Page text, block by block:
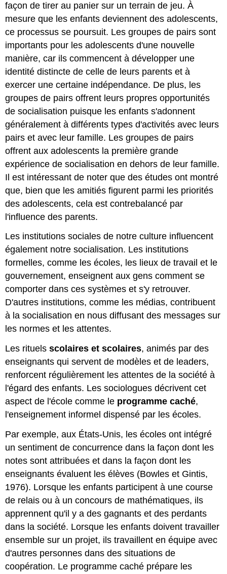
façon de tirer au panier sur un terrain de jeu. À
mesure que les enfants deviennent des adolescents,
ce processus se poursuit. Les groupes de pairs sont
importants pour les adolescents d'une nouvelle
manière, car ils commencent à développer une
identité distincte de celle de leurs parents et à
exercer une certaine indépendance. De plus, les
groupes de pairs offrent leurs propres opportunités
de socialisation puisque les enfants s'adonnent
généralement à différents types d'activités avec leurs
pairs et avec leur famille. Les groupes de pairs
offrent aux adolescents la première grande
expérience de socialisation en dehors de leur famille.
Il est intéressant de noter que des études ont montré
que, bien que les amitiés figurent parmi les priorités
des adolescents, cela est contrebalancé par
l'influence des parents.
Les institutions sociales de notre culture influencent
également notre socialisation. Les institutions
formelles, comme les écoles, les lieux de travail et le
gouvernement, enseignent aux gens comment se
comporter dans ces systèmes et s'y retrouver.
D'autres institutions, comme les médias, contribuent
à la socialisation en nous diffusant des messages sur
les normes et les attentes.
Les rituelsscolaires et scolaires, animés par des
enseignants qui servent de modèles et de leaders,
renforcent régulièrement les attentes de la société à
l'égard des enfants. Les sociologues décrivent cet
aspect de l'école comme le programme caché,
l'enseignement informel dispensé par les écoles.
Par exemple, aux États-Unis, les écoles ont intégré
un sentiment de concurrence dans la façon dont les
notes sont attribuées et dans la façon dont les
enseignants évaluent les élèves (Bowles et Gintis,
1976). Lorsque les enfants participent à une course
de relais ou à un concours de mathématiques, ils
apprennent qu'il y a des gagnants et des perdants
dans la société. Lorsque les enfants doivent travailler
ensemble sur un projet, ils travaillent en équipe avec
d'autres personnes dans des situations de
coopération. Le programme caché prépare les